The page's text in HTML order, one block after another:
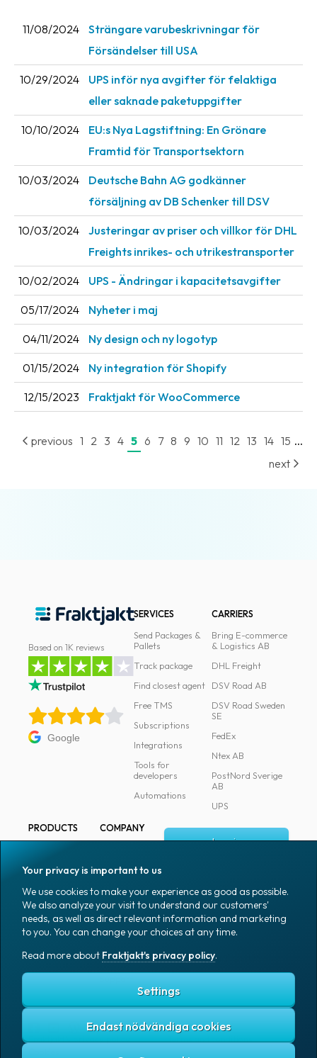
Coworkers
Job
&
News
Contact
us
Terms
and
conditions
Privacy
Prohibited
and
dangerous
content
11/08/2024
Strängare varubeskrivningar för
Försändelser till USA
10/29/2024
UPS inför nya avgifter för felaktiga
eller saknade paketuppgifter
10/10/2024
EU:s Nya Lagstiftning: En Grönare
Framtid för Transportsektorn
10/03/2024
Deutsche Bahn AG godkänner
försäljning av DB Schenker till DSV
10/03/2024
Justeringar av priser och villkor för DHL
Freights inrikes- och utrikestransporter
10/02/2024 UPS - Ändringar i kapacitetsavgifter
05/17/2024 Nyheter i maj
04/11/2024 Ny design och ny logotyp
01/15/2024 Ny integration för Shopify
12/15/2023 Fraktjakt för WooCommerce
previous 1 2 3 4 5 6 7 8 9 10 11 12 13 14 15 ...
next
Based on 1K reviews
Google
SERVICES
Send Packages &
Pallets
Track package
Find closest agent
Free TMS
Subscriptions
Integrations
Tools for
developers
Automations
CARRIERS
Bring E-commerce
& Logistics AB
DHL Freight
DSV Road AB
DSV Road Sweden
SE
FedEx
Ntex AB
PostNord Sverige
AB
UPS
PRODUCTS
Marking
Packaging
Packaging
accessories
Office goods
COMPANY
Media
Coworkers
Job & career
News archive
Blog
Log in
Sign up
English (US)
Fraktjakt's privacy policy
Terms and conditions
Your privacy is important to us
We use cookies to make your experience as good as possible.
We also analyze your visit to understand our customers'
needs, as well as direct relevant information and marketing
to you. You can change your choices at any time.
Read more about Fraktjakt's privacy policy.
Settings
Endast nödvändiga cookies